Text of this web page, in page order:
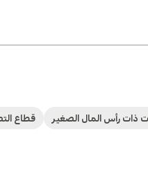
ذات رأس المال الصغير قطاع